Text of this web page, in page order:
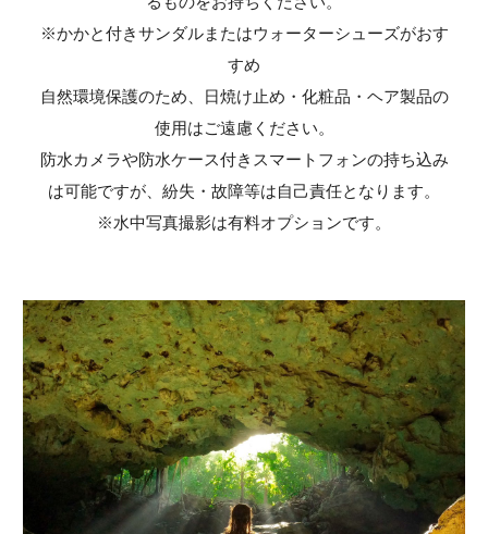
※かかと付きサンダルまたはウォーターシューズがおす
すめ
自然環境保護のため、日焼け止め・化粧品・ヘア製品の
使用はご遠慮ください。
防水カメラや防水ケース付きスマートフォンの持ち込み
は可能ですが、紛失・故障等は自己責任となります。
※水中写真撮影は有料オプションです。